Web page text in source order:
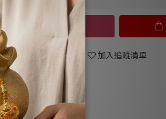
加入購物車
加入追蹤清單